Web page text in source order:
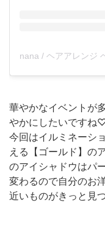
華やかなイベントが
やかにしたいですね
今回はイルミネーシ
える【ゴールド】の
のアイシャドウはパ
変わるので自分のお
近いものがきっと見